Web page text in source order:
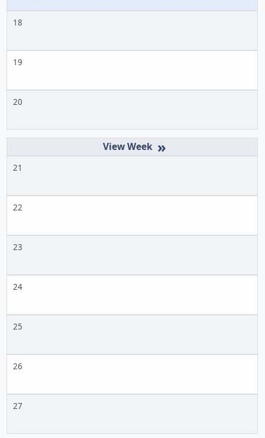
18
19
20
»
21
22
23
24
25
26
27